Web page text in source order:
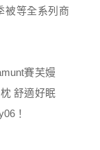
被等全系列商